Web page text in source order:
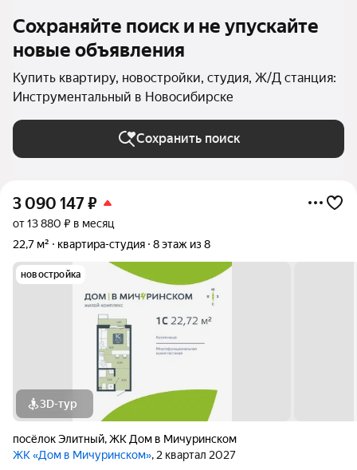
Сохраняйте поиск и не упускайте
новые объявления
Купить квартиру, новостройки, студия, Ж/Д станция:
Инструментальный в Новосибирске
Сохранить поиск
3 090 147₽
от 13 880 ₽ в месяц
22,7 м²
квартира-студия 8 этаж из 8
новостройка
3D-тур
посёлок Элитный,ЖК Дом в Мичуринском
ЖК «Дом в Мичуринском», 2 квартал 2027